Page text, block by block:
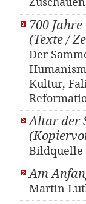
700
(Texte /
Der
Kultur,
Altar der
Bildquelle
Am
Martin